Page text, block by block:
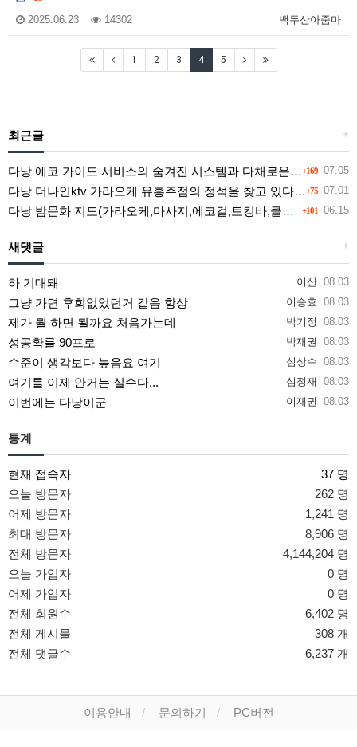
백두산아줌마
2025.06.23 14302
1 2 3 4 5
+
최근글
+169 07.05
다낭 에코 가이드 서비스의 숨겨진 시스템과 다채로운 인력 풀의 진실
+75 07.01
다낭 더나인ktv 가라오케 유흥주점의 정석을 찾고 있다면 여기
+101 06.15
다낭 밤문화 지도(가라오케,마사지,에코걸,토킹바,클럽) 유흥별 가격 및 후기공유
+
새댓글
이산 08.03
하 기대돼
이승효 08.03
그냥 가면 후회없었던거 같음 항상
박기정 08.03
제가 뭘 하면 될까요 처음가는데
박재권 08.03
성공확률 90프로
심상수 08.03
수준이 생각보다 높음요 여기
심정재 08.03
여기를 이제 안거는 실수다...
이재권 08.03
이번에는 다낭이군
통계
현재 접속자
37 명
오늘 방문자
262 명
어제 방문자
1,241 명
최대 방문자
8,906 명
전체 방문자
4,144,204 명
오늘 가입자
0 명
어제 가입자
0 명
전체 회원수
6,402 명
전체 게시물
308 개
전체 댓글수
6,237 개
이용안내 문의하기 PC버전